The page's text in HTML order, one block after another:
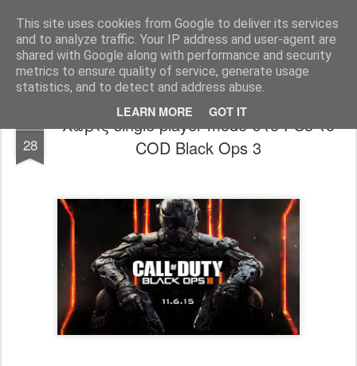
This site uses cookies from Google to deliver its services
and to analyze traffic. Your IP address and user-agent are
shared with Google along with performance and security
metrics to ensure quality of service, generate usage
statistics, and to detect and address abuse.
LEARN MORE GOT IT
www.psjailbreak.gr Καλωσήρθατε στο No1 site για τις κονσόλες Playstation στην Ελλάδα
Pages
28
Χωρίς single player mode στο PS3 το
COD Black Ops 3